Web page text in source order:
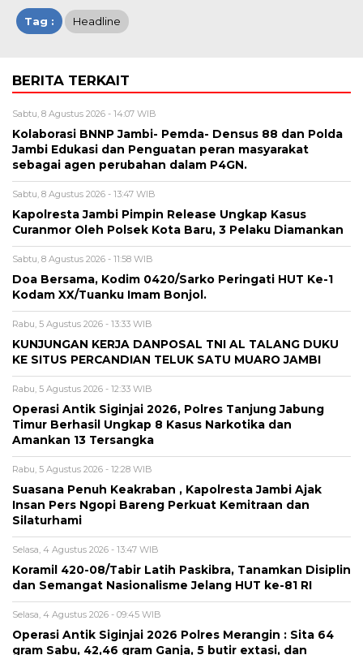
Tag : Headline
BERITA TERKAIT
Sabtu, 8 Agustus 2026 - 14:07 WIB
Kolaborasi BNNP Jambi- Pemda- Densus 88 dan Polda
Jambi Edukasi dan Penguatan peran masyarakat
sebagai agen perubahan dalam P4GN.
Sabtu, 8 Agustus 2026 - 13:47 WIB
Kapolresta Jambi Pimpin Release Ungkap Kasus
Curanmor Oleh Polsek Kota Baru, 3 Pelaku Diamankan
Sabtu, 8 Agustus 2026 - 11:58 WIB
Doa Bersama, Kodim 0420/Sarko Peringati HUT Ke-1
Kodam XX/Tuanku Imam Bonjol.
Rabu, 5 Agustus 2026 - 13:33 WIB
KUNJUNGAN KERJA DANPOSAL TNI AL TALANG DUKU
KE SITUS PERCANDIAN TELUK SATU MUARO JAMBI
Rabu, 5 Agustus 2026 - 12:33 WIB
Operasi Antik Siginjai 2026, Polres Tanjung Jabung
Timur Berhasil Ungkap 8 Kasus Narkotika dan
Amankan 13 Tersangka
Rabu, 5 Agustus 2026 - 12:28 WIB
Suasana Penuh Keakraban , Kapolresta Jambi Ajak
Insan Pers Ngopi Bareng Perkuat Kemitraan dan
Silaturhami
Selasa, 4 Agustus 2026 - 13:47 WIB
Koramil 420-08/Tabir Latih Paskibra, Tanamkan Disiplin
dan Semangat Nasionalisme Jelang HUT ke-81 RI
Selasa, 4 Agustus 2026 - 09:45 WIB
Operasi Antik Siginjai 2026 Polres Merangin : Sita 64
gram Sabu, 42,46 gram Ganja, 5 butir extasi, dan